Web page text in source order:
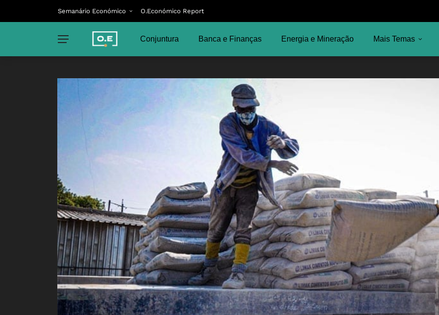
Semanário Económico O.Económico Report
Conjuntura Banca e Finanças Energia e Mineração Mais Temas